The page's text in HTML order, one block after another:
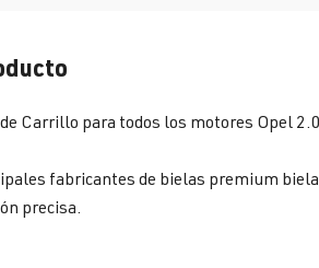
Carrillo para todos los motores Opel
fabricantes de bielas premium
precisa.